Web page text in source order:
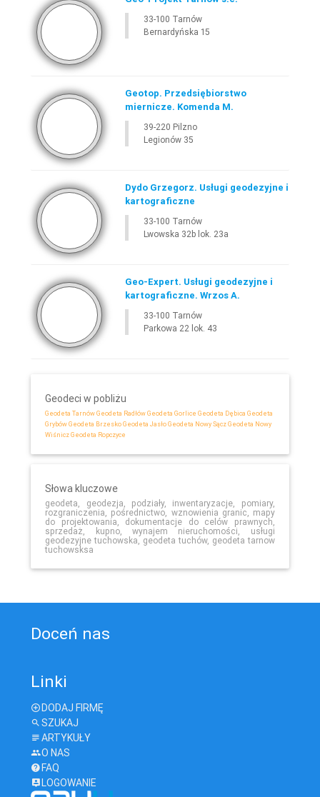
33-100 Tarnów
Bernardyńska 15
Geotop. Przedsiębiorstwo
miernicze. Komenda M.
39-220 Pilzno
Legionów 35
Dydo Grzegorz. Usługi geodezyjne i
kartograficzne
33-100 Tarnów
Lwowska 32b lok. 23a
Geo-Expert. Usługi geodezyjne i
kartograficzne. Wrzos A.
33-100 Tarnów
Parkowa 22 lok. 43
Geodeci w pobliżu
Geodeta Tarnów Geodeta Radłów Geodeta Gorlice Geodeta Dębica Geodeta
Grybów Geodeta Brzesko Geodeta Jasło Geodeta Nowy Sącz Geodeta Nowy
Wiśnicz Geodeta Ropczyce
Słowa kluczowe
geodeta, geodezja, podziały, inwentaryzacje, pomiary,
rozgraniczenia, pośrednictwo, wznowienia granic, mapy
do projektowania, dokumentacje do celów prawnych,
sprzedaż, kupno, wynajem nieruchomości, usługi
geodezyjne tuchowska, geodeta tuchów, geodeta tarnow
tuchowsksa
Doceń nas
Linki
DODAJ FIRMĘ
SZUKAJ
ARTYKUŁY
O NAS
FAQ
LOGOWANIE